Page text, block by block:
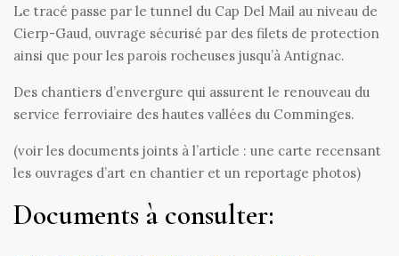
Le tracé passe par le tunnel du Cap Del Mail au niveau de
Cierp-Gaud, ouvrage sécurisé par des filets de protection
ainsi que pour les parois rocheuses jusqu’à Antignac.
Des chantiers d’envergure qui assurent le renouveau du
service ferroviaire des hautes vallées du Comminges.
(voir les documents joints à l’article : une carte recensant
les ouvrages d’art en chantier et un reportage photos)
Documents à consulter: